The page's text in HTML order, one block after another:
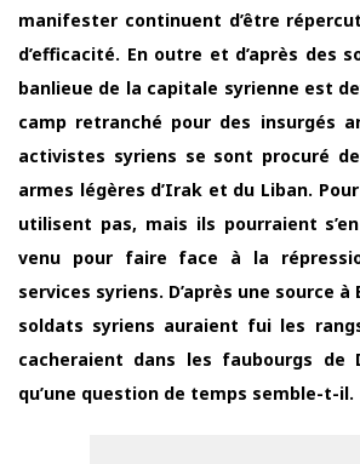
manifester continuent d’être
d’efficacité. En outre et d’après des
banlieue de la capitale syrienne est
camp retranché pour des insurgés
activistes syriens se sont procuré
armes légères d’Irak et du Liban.
utilisent pas, mais ils pourraient
venu pour faire face à la
services syriens. D’après une source
soldats syriens auraient fui les
cacheraient dans les faubourgs de
qu’une question de temps semble-t-il.